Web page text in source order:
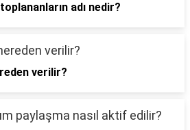
adı nedir?
verilir?